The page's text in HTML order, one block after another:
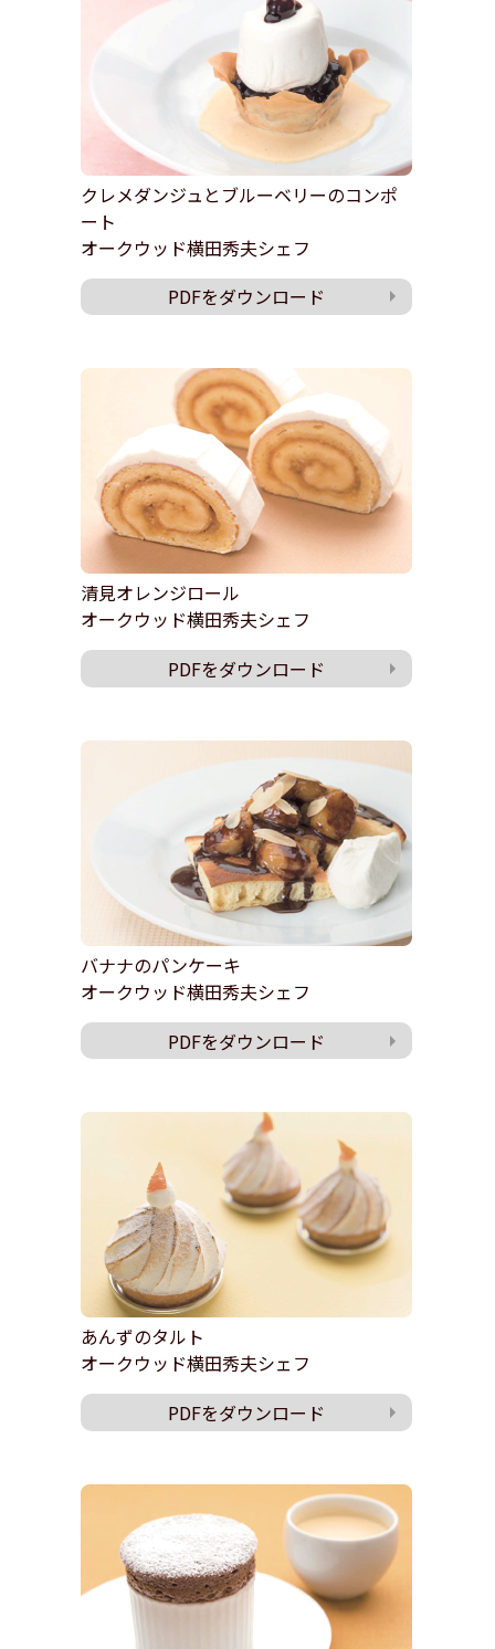
クレメダンジュとブルーベリーのコンポ
ート
オークウッド横田秀夫シェフ
PDFをダウンロード
清見オレンジロール
オークウッド横田秀夫シェフ
PDFをダウンロード
バナナのパンケーキ
オークウッド横田秀夫シェフ
PDFをダウンロード
あんずのタルト
オークウッド横田秀夫シェフ
PDFをダウンロード